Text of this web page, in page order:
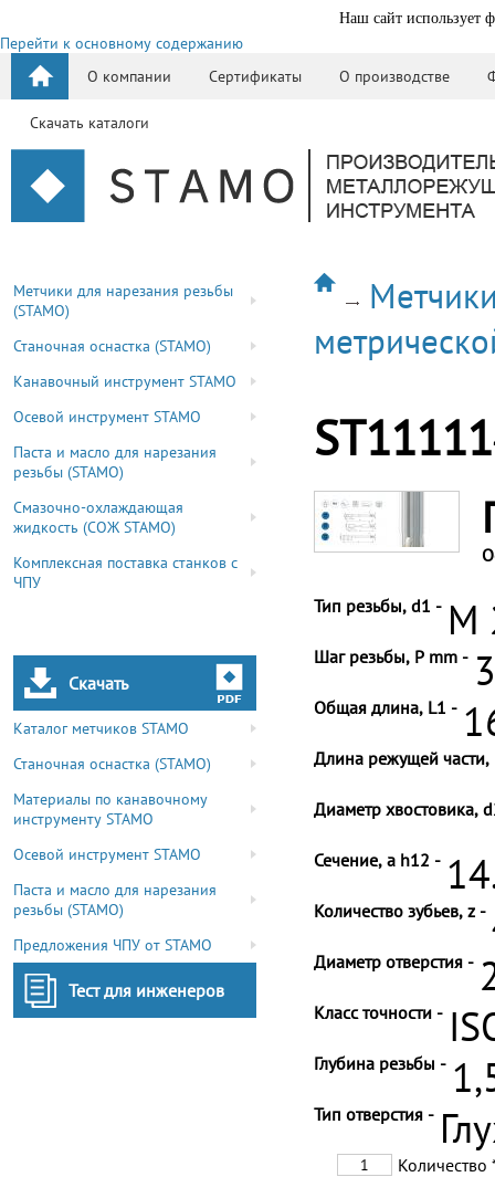
Наш сайт использует
Перейти к основному содержанию
О компании
Сертификаты О производстве
Скачать каталоги
Метчики для нарезания резьбы
(STAMO)
Станочная оснастка (STAMO)
Канавочный инструмент STAMO
Осевой инструмент STAMO
Паста и масло для нарезания
резьбы (STAMO)
Смазочно-охлаждающая
жидкость (СОЖ STAMO)
Комплексная поставка станков с
ЧПУ
Скачать
Каталог метчиков STAMO
Станочная оснастка (STAMO)
Материалы по канавочному
инструменту STAMO
Осевой инструмент STAMO
Паста и масло для нарезания
резьбы (STAMO)
Предложения ЧПУ от STAMO
Тест для инженеров
Тип резьбы, d1 - M
Шаг резьбы, P mm -
Общая длина, L1 -
Длина режущей части,
Диаметр хвостовика,
Сечение, a h12 -
Количество зубьев, z -
Диаметр отверстия -
Класс точности -
Глубина резьбы -
Тип отверстия -
Количество